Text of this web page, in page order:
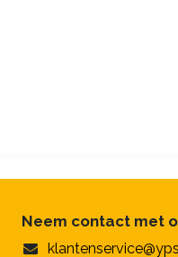
Neem contact met